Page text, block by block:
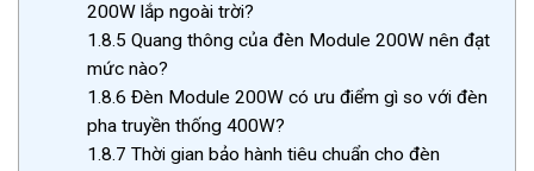
200W lắp ngoài trời?
1.8.5 Quang thông của đèn Module 200W nên đạt
mức nào?
1.8.6 Đèn Module 200W có ưu điểm gì so với đèn
pha truyền thống 400W?
1.8.7 Thời gian bảo hành tiêu chuẩn cho đèn